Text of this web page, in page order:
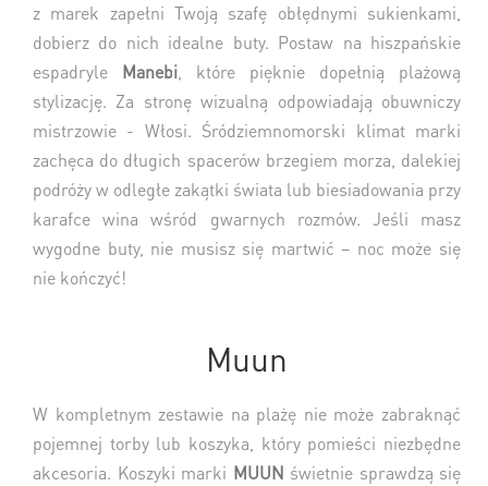
z marek zapełni Twoją szafę obłędnymi sukienkami,
dobierz do nich idealne buty. Postaw na hiszpańskie
espadryle Manebi, które pięknie dopełnią plażową
stylizację. Za stronę wizualną odpowiadają obuwniczy
mistrzowie - Włosi. Śródziemnomorski klimat marki
zachęca do długich spacerów brzegiem morza, dalekiej
podróży w odległe zakątki świata lub biesiadowania przy
karafce wina wśród gwarnych rozmów. Jeśli masz
wygodne buty, nie musisz się martwić – noc może się
nie kończyć!
Muun
W kompletnym zestawie na plażę nie może zabraknąć
pojemnej torby lub koszyka, który pomieści niezbędne
akcesoria. Koszyki marki MUUN świetnie sprawdzą się